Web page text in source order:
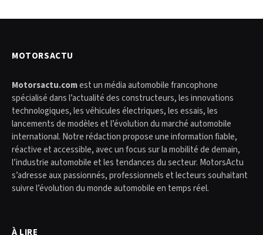
MOTORSACTU
Motorsactu.comest un média automobile francophone
spécialisé dans l’actualité des constructeurs, les innovations
technologiques, les véhicules électriques, les essais, les
lancements de modèles et l’évolution du marché automobile
international. Notre rédaction propose une information fiable,
réactive et accessible, avec un focus sur la mobilité de demain,
l’industrie automobile et les tendances du secteur. MotorsActu
s’adresse aux passionnés, professionnels et lecteurs souhaitant
suivre l’évolution du monde automobile en temps réel.